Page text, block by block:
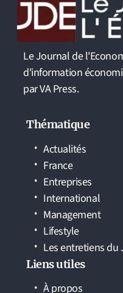
Le Journal de
d'information
par VA Press.
Thématique
Actualités
France
Entreprises
International
Management
Lifestyle
Les entretiens du
Liens utiles
À propos